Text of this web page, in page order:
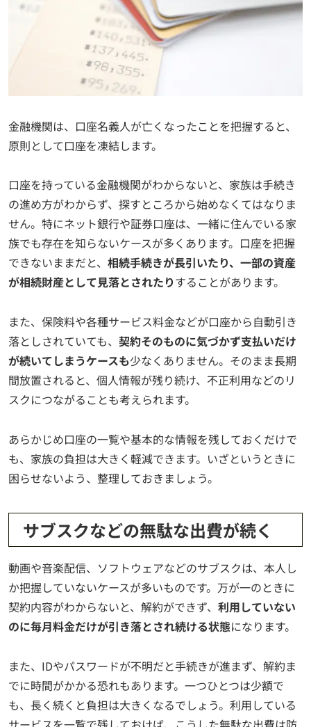
金融機関は、口座名義人が亡くなったことを把握すると、
原則として口座を凍結します。
口座を持っている金融機関がわからないと、家族は手続き
の進め方がわからず、探すところから始めなくてはなりま
せん。特にネット銀行や証券口座は、一緒に住んでいる家
族でも存在を知らないケースが多くあります。口座を把握
できないままだと、 相続手続きが長引いたり、一部の資産
が相続財産として見落とされたりすることがあります。
また、保険料や各種サービス料金などが口座から自動引き
落としされていても、 契約そのものに気づかず支払いだけ
が続いてしまうケースも少なくありません。そのまま長期
間放置されると、個人情報が残り続け、不正利用などのリ
スクにつながることも考えられます。
あらかじめ口座の一覧や基本的な情報を残しておくだけで
も、家族の負担は大きく軽減できます。いざというときに
困らせないよう、整理しておきましょう。
サブスクなどの無駄な出費が続く
動画や音楽配信、ソフトウェアなどのサブスクは、本人し
か把握していないケースが多いものです。万が一のときに
契約内容がわからないと、解約ができず、 利用していない
のに毎月料金だけが引き落とされ続ける状態になります。
また、IDやパスワードが不明だと手続きが進まず、解約ま
でに時間がかかる恐れもあります。一つひとつは少額で
も、長く続くと負担は大きくなるでしょう。利用している